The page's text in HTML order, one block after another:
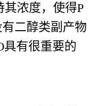
浓度，使得P
二醇类副产物
具有很重要的